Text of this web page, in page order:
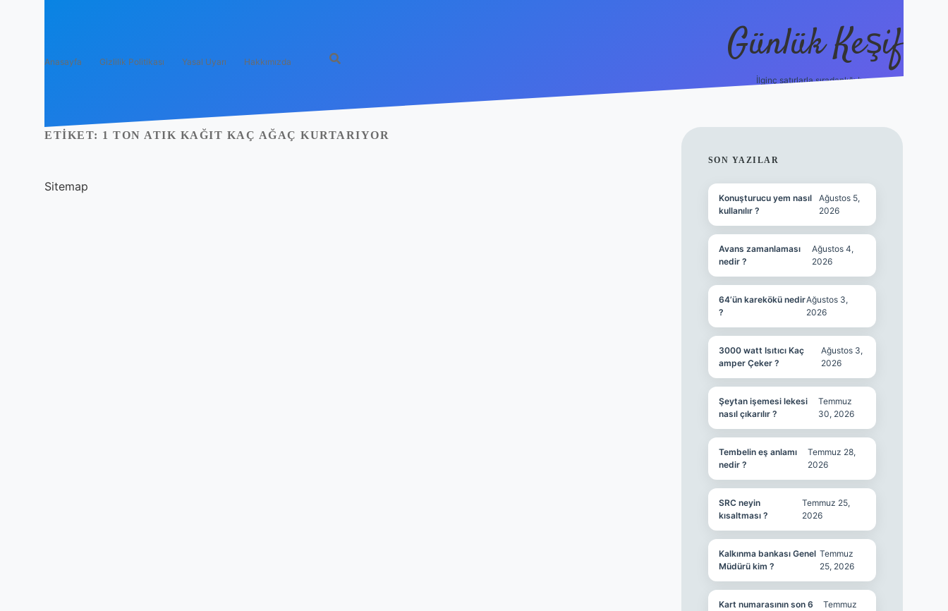
Anasayfa Gizlilik Politikası Yasal Uyarı Hakkımızda Günlük Keşif
İlginç satırlarla sıradanlığı boz.
ETIKET: 1 TON ATIK KAĞIT KAÇ AĞAÇ KURTARIYOR
Sitemap
SIDEBAR
SON YAZILAR
Konuşturucu yem nasıl
kullanılır ?
Ağustos 5,
2026
Avans zamanlaması
nedir ?
Ağustos 4,
2026
64’ün karekökü nedir
?
Ağustos 3,
2026
3000 watt Isıtıcı Kaç
amper Çeker ?
Ağustos 3,
2026
Şeytan işemesi lekesi
nasıl çıkarılır ?
Temmuz
30, 2026
Tembelin eş anlamı
nedir ?
Temmuz 28,
2026
SRC neyin
kısaltması ?
Temmuz 25,
2026
Kalkınma bankası Genel
Müdürü kim ?
Temmuz
25, 2026
Kart numarasının son 6
Temmuz
tulipbet giriş